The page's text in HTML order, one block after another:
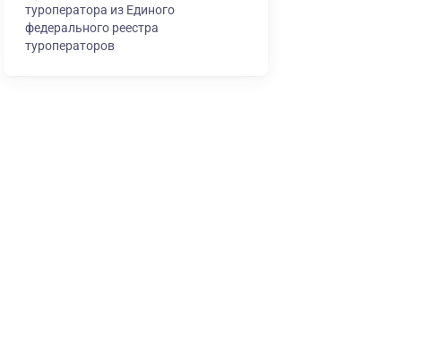
туроператора из Единого
федерального реестра
туроператоров